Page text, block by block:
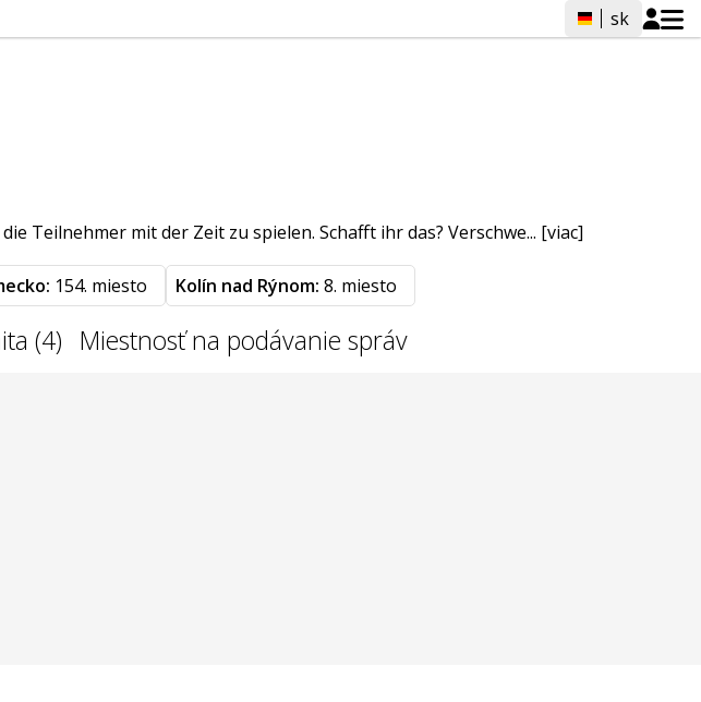
sk
Teilnehmer mit der Zeit zu spielen. Schafft ihr das? Verschwe... [viac]
154. miesto Kolín nad Rýnom: 8. miesto
(4) Miestnosť na podávanie správ